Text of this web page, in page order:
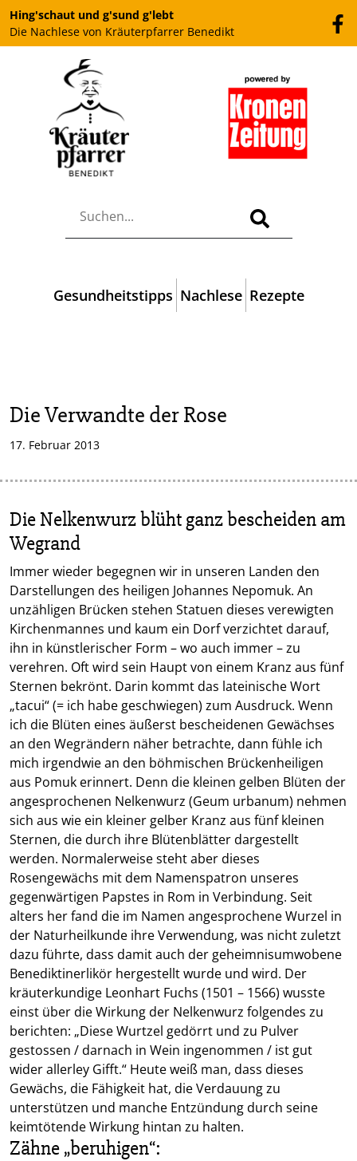
Hing'schaut und g'sund g'lebt
Die Nachlese von Kräuterpfarrer Benedikt
Gesundheitstipps Nachlese Rezepte
Die Verwandte der Rose
17. Februar 2013
Die Nelkenwurz blüht ganz bescheiden am
Wegrand
Immer wieder begegnen wir in unseren Landen den
Darstellungen des heiligen Johannes Nepomuk. An
unzähligen Brücken stehen Statuen dieses verewigten
Kirchenmannes und kaum ein Dorf verzichtet darauf,
ihn in künstlerischer Form – wo auch immer – zu
verehren. Oft wird sein Haupt von einem Kranz aus fünf
Sternen bekrönt. Darin kommt das lateinische Wort
„tacui“ (= ich habe geschwiegen) zum Ausdruck. Wenn
ich die Blüten eines äußerst bescheidenen Gewächses
an den Wegrändern näher betrachte, dann fühle ich
mich irgendwie an den böhmischen Brückenheiligen
aus Pomuk erinnert. Denn die kleinen gelben Blüten der
angesprochenen Nelkenwurz (Geum urbanum) nehmen
sich aus wie ein kleiner gelber Kranz aus fünf kleinen
Sternen, die durch ihre Blütenblätter dargestellt
werden. Normalerweise steht aber dieses
Rosengewächs mit dem Namenspatron unseres
gegenwärtigen Papstes in Rom in Verbindung. Seit
alters her fand die im Namen angesprochene Wurzel in
der Naturheilkunde ihre Verwendung, was nicht zuletzt
dazu führte, dass damit auch der geheimnisumwobene
Benediktinerlikör hergestellt wurde und wird. Der
kräuterkundige Leonhart Fuchs (1501 – 1566) wusste
einst über die Wirkung der Nelkenwurz folgendes zu
berichten: „Diese Wurtzel gedörrt und zu Pulver
gestossen / darnach in Wein ingenommen / ist gut
wider allerley Gifft.“ Heute weiß man, dass dieses
Gewächs, die Fähigkeit hat, die Verdauung zu
unterstützen und manche Entzündung durch seine
keimtötende Wirkung hintan zu halten.
Zähne „beruhigen“: